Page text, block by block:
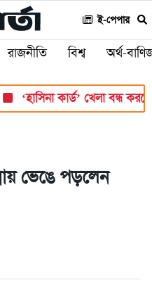
ই-পেপার
রাজনীতি বিশ্ব অর্থ-
‘হাসিনা কার্ড’ খেলা বন্ধ করতে
ভেঙে পড়লেন